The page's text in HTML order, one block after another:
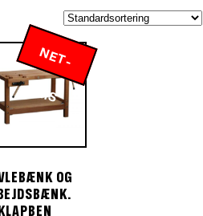
N
E
T
-
P
R
IS
OG